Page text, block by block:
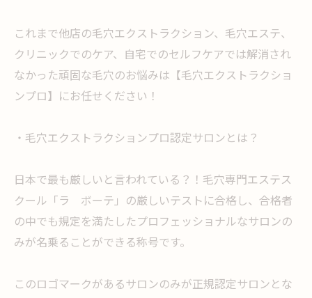
これまで他店の毛穴エクストラクション、毛穴エステ、
クリニックでのケア、自宅でのセルフケアでは解消され
なかった頑固な毛穴のお悩みは【毛穴エクストラクショ
ンプロ】にお任せください！
・毛穴エクストラクションプロ認定サロンとは？
日本で最も厳しいと言われている？！毛穴専門エステス
クール「ラ ボーテ」の厳しいテストに合格し、合格者
の中でも規定を満たしたプロフェッショナルなサロンの
みが名乗ることができる称号です。
このロゴマークがあるサロンのみが正規認定サロンとな